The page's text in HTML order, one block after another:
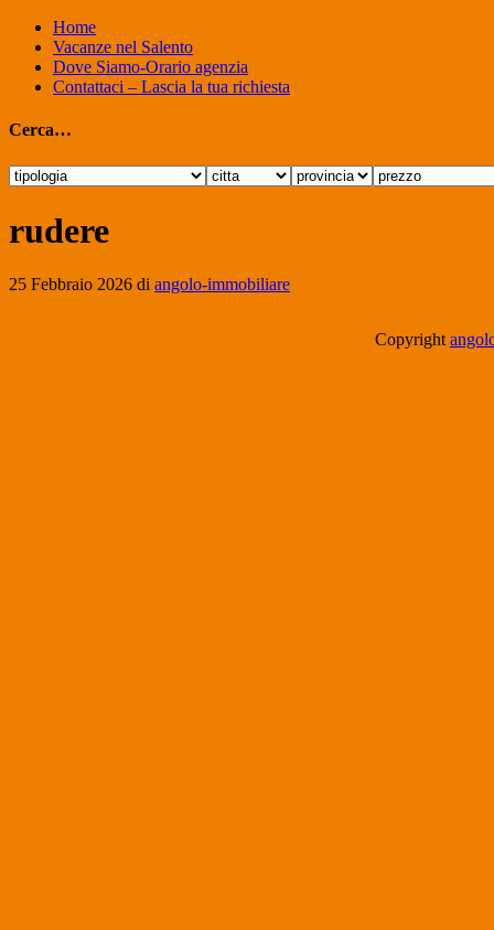
Home
Vacanze nel Salento
Dove Siamo-Orario agenzia
Contattaci – Lascia la tua richiesta
Cerca…
rudere
25 Febbraio 2026 di angolo-immobiliare
Copyright